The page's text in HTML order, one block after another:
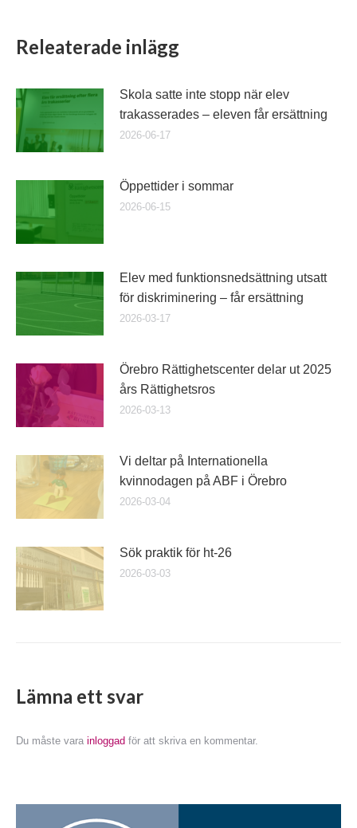
Releaterade inlägg
Skola satte inte stopp när elev
trakasserades – eleven får ersättning
2026-06-17
Öppettider i sommar
2026-06-15
Elev med funktionsnedsättning utsatt
för diskriminering – får ersättning
2026-03-17
Örebro Rättighetscenter delar ut 2025
års Rättighetsros
2026-03-13
Vi deltar på Internationella
kvinnodagen på ABF i Örebro
2026-03-04
Sök praktik för ht-26
2026-03-03
Lämna ett svar
Du måste vara inloggad för att skriva en kommentar.